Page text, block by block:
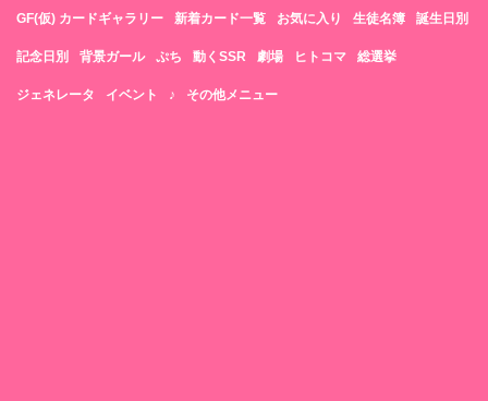
GF(仮) カードギャラリー 新着カード一覧 お気に入り 生徒名簿 誕生日別
記念日別 背景ガール ぷち 動くSSR 劇場 ヒトコマ 総選挙
ジェネレータ イベント ♪ その他メニュー